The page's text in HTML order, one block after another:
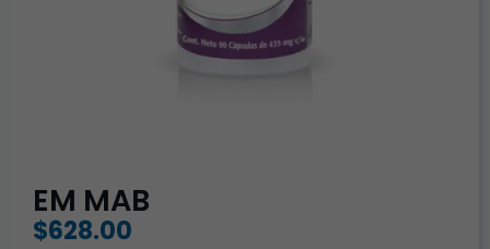
EM MAB
$628.00